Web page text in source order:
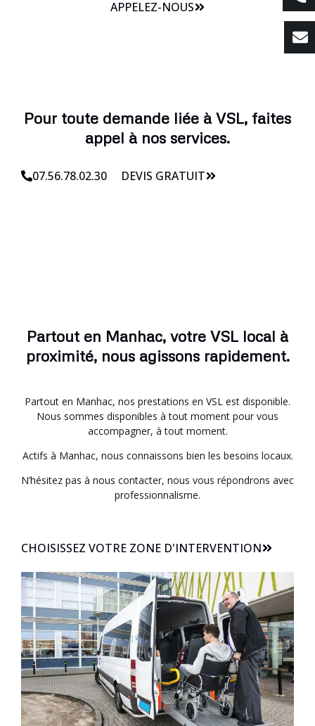
APPELEZ-NOUS
Pour toute demande liée à VSL, faites
appel à nos services.
07.56.78.02.30 DEVIS GRATUIT
Partout en Manhac, votre VSL local à
proximité, nous agissons rapidement.
Partout en Manhac, nos prestations en VSL est disponible.
Nous sommes disponibles à tout moment pour vous
accompagner, à tout moment.
Actifs à Manhac, nous connaissons bien les besoins locaux.
N’hésitez pas à nous contacter, nous vous répondrons avec
professionnalisme.
CHOISISSEZ VOTRE ZONE D'INTERVENTION